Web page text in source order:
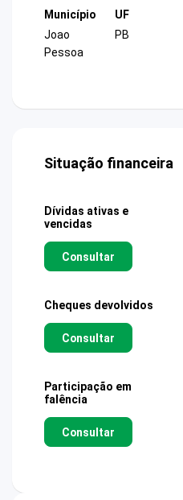
Município
Joao
Pessoa
UF
PB
Situação financeira
Dívidas ativas e
vencidas
Consultar
Cheques devolvidos
Consultar
Participação em
falência
Consultar